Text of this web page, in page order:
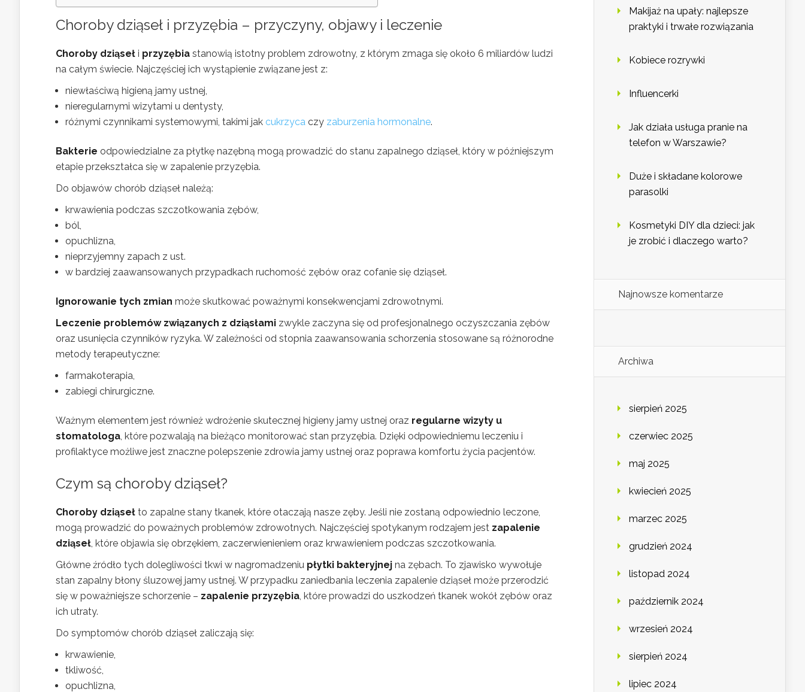
Choroby dziąseł i przyzębia – przyczyny, objawy i leczenie
Choroby dziąseł i przyzębia stanowią istotny problem zdrowotny, z którym zmaga się około 6 miliardów ludzi
na całym świecie. Najczęściej ich wystąpienie związane jest z:
niewłaściwą higieną jamy ustnej,
nieregularnymi wizytami u dentysty,
różnymi czynnikami systemowymi, takimi jak cukrzyca czy zaburzenia hormonalne.
Bakterie odpowiedzialne za płytkę nazębną mogą prowadzić do stanu zapalnego dziąseł, który w późniejszym
etapie przekształca się w zapalenie przyzębia.
Do objawów chorób dziąseł należą:
krwawienia podczas szczotkowania zębów,
ból,
opuchlizna,
nieprzyjemny zapach z ust.
w bardziej zaawansowanych przypadkach ruchomość zębów oraz cofanie się dziąseł.
Ignorowanie tych zmian może skutkować poważnymi konsekwencjami zdrowotnymi.
Leczenie problemów związanych z dziąsłami zwykle zaczyna się od profesjonalnego oczyszczania zębów
oraz usunięcia czynników ryzyka. W zależności od stopnia zaawansowania schorzenia stosowane są różnorodne
metody terapeutyczne:
farmakoterapia,
zabiegi chirurgiczne.
Ważnym elementem jest również wdrożenie skutecznej higieny jamy ustnej oraz regularne wizyty u
stomatologa, które pozwalają na bieżąco monitorować stan przyzębia. Dzięki odpowiedniemu leczeniu i
profilaktyce możliwe jest znaczne polepszenie zdrowia jamy ustnej oraz poprawa komfortu życia pacjentów.
Czym są choroby dziąseł?
Choroby dziąseł to zapalne stany tkanek, które otaczają nasze zęby. Jeśli nie zostaną odpowiednio leczone,
mogą prowadzić do poważnych problemów zdrowotnych. Najczęściej spotykanym rodzajem jest zapalenie
dziąseł, które objawia się obrzękiem, zaczerwienieniem oraz krwawieniem podczas szczotkowania.
Główne źródło tych dolegliwości tkwi w nagromadzeniu płytki bakteryjnej na zębach. To zjawisko wywołuje
stan zapalny błony śluzowej jamy ustnej. W przypadku zaniedbania leczenia zapalenie dziąseł może przerodzić
się w poważniejsze schorzenie – zapalenie przyzębia, które prowadzi do uszkodzeń tkanek wokół zębów oraz
ich utraty.
Do symptomów chorób dziąseł zaliczają się:
krwawienie,
tkliwość,
opuchlizna,
Makijaż na upały: najlepsze
praktyki i trwałe rozwiązania
Kobiece rozrywki
Influencerki
Jak działa usługa pranie na
telefon w Warszawie?
Duże i składane kolorowe
parasolki
Kosmetyki DIY dla dzieci: jak
je zrobić i dlaczego warto?
Najnowsze komentarze
Archiwa
sierpień 2025
czerwiec 2025
maj 2025
kwiecień 2025
marzec 2025
grudzień 2024
listopad 2024
październik 2024
wrzesień 2024
sierpień 2024
lipiec 2024